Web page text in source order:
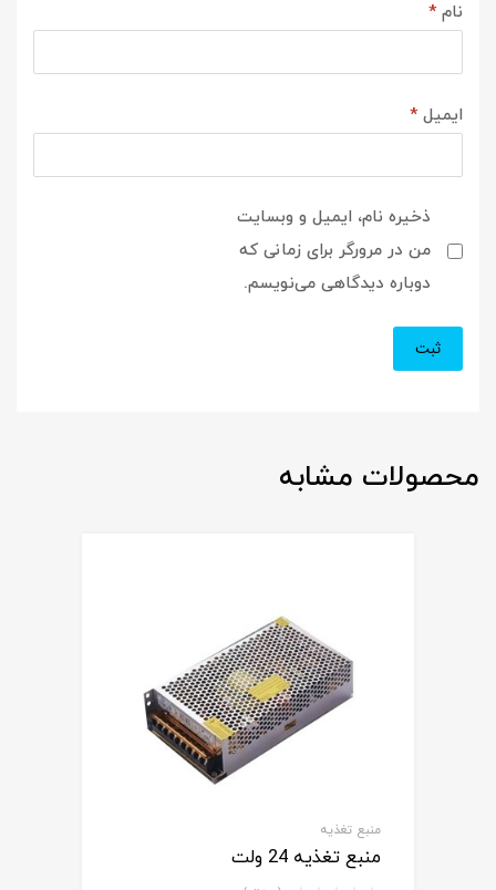
نام*
ایمیل*
ذخیره نام، ایمیل و وبسایت
من در مرورگر برای زمانی که
دوباره دیدگاهی می‌نویسم.
محصولات مشابه
منبع تغذیه
منبع تغذیه 24 ولت